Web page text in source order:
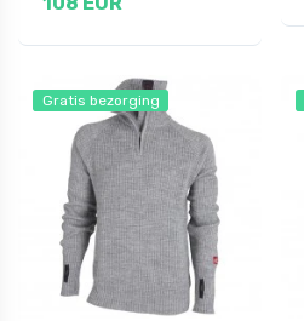
Gratis bezorging